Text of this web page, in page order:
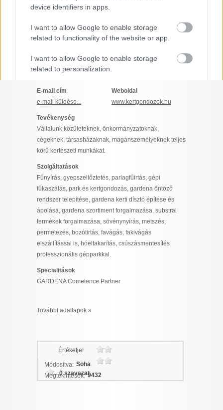
device identifiers in apps.
I want to allow Google to enable storage
related to functionality of the website or app.
I want to allow Google to enable storage
related to personalization.
I want to allow Google to enable storage
related to security, including authentication
user protection.
Data Deletion Data Access Privacy Policy
06703346779
E-mail cím
e-mail küldése...
Weboldal
www.kertgondozok.hu
Tevékenység
Vállalunk közületeknek, önkormányzatoknak,
cégeknek, társasházaknak, magánszemélyeknek teljes
körű kertészeti munkákat.
Szolgáltatások
Fűnyírás, gyepszellőztetés, parlagfűirtás, gépi
fűkaszálás, park és kertgondozás, gardena öntöző
rendszer telepítése, gardena kerti dísztó építése és
ápolása, gardena szortiment forgalmazása, substral
termékek forgalmazása, sövénynyírás, metszés,
permetezés, bozótirtás, favágás, fakivágás
elszállítással is, hóeltakarítás, csúszásmentesítés
professzionális gépparkkal.
Specialitások
GARDENA Cometence Partner
További adatlapok »
Értékelje!
0 szavazat
Módosítva: Soha
Megtekintések: 9432